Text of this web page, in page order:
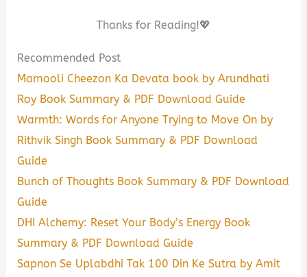
Thanks for Reading!💖
Recommended Post
Mamooli Cheezon Ka Devata book by Arundhati
Roy Book Summary & PDF Download Guide
Warmth: Words for Anyone Trying to Move On by
Rithvik Singh Book Summary & PDF Download
Guide
Bunch of Thoughts Book Summary & PDF Download
Guide
DHI Alchemy: Reset Your Body’s Energy Book
Summary & PDF Download Guide
Sapnon Se Uplabdhi Tak 100 Din Ke Sutra by Amit